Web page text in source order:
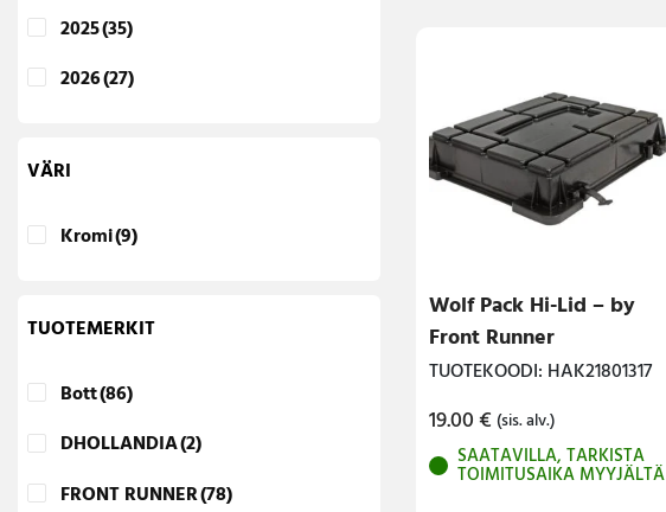
2025(35)
2026(27)
VÄRI
Kromi(9)
TUOTEMERKIT
Bott(86)
DHOLLANDIA(2)
FRONT RUNNER(78)
Wolf Pack Hi-Lid – by
Front Runner
TUOTEKOODI: HAK21801317
19.00€ (sis. alv.)
SAATAVILLA, TARKISTA
TOIMITUSAIKA MYYJÄLTÄ